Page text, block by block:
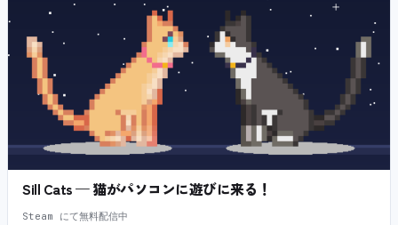
Sill Cats — 猫がパソコンに遊びに来る！
Steam にて無料配信中